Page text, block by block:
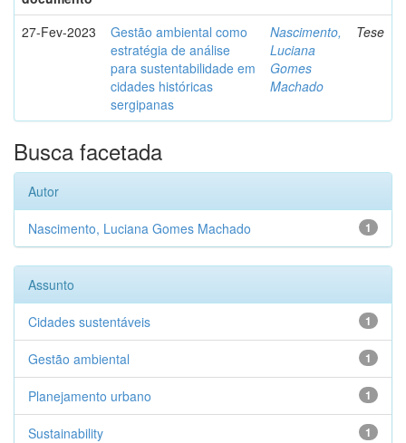
27-Fev-2023
Gestão ambiental como
estratégia de análise
para sustentabilidade em
cidades históricas
sergipanas
Nascimento,
Luciana
Gomes
Machado
Tese
Busca facetada
Autor
1
Nascimento, Luciana Gomes Machado
Assunto
1
Cidades sustentáveis
1
Gestão ambiental
1
Planejamento urbano
1
Sustainability